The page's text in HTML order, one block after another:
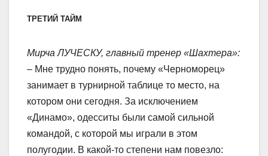
ТРЕТИЙ ТАЙМ
Мирча ЛУЧЕСКУ, главный тренер «Шахтера»:
– Мне трудно понять, почему «Черноморец»
занимает в турнирной таблице то место, на
котором они сегодня. За исключением
«Динамо», одесситы были самой сильной
командой, с которой мы играли в этом
полугодии. В какой-то степени нам повезло: